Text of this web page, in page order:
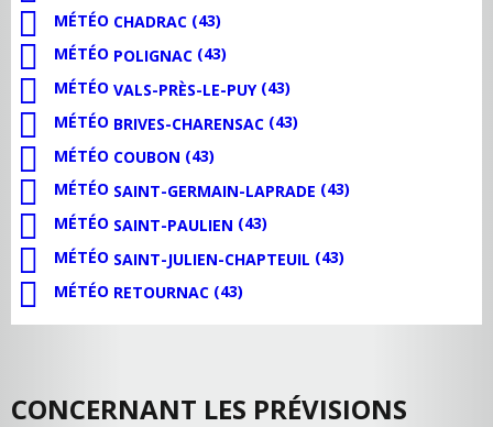
MÉTÉO CHADRAC (43)
MÉTÉO POLIGNAC (43)
MÉTÉO VALS-PRÈS-LE-PUY (43)
MÉTÉO BRIVES-CHARENSAC (43)
MÉTÉO COUBON (43)
MÉTÉO SAINT-GERMAIN-LAPRADE (43)
MÉTÉO SAINT-PAULIEN (43)
MÉTÉO SAINT-JULIEN-CHAPTEUIL (43)
MÉTÉO RETOURNAC (43)
CONCERNANT LES PRÉVISIONS